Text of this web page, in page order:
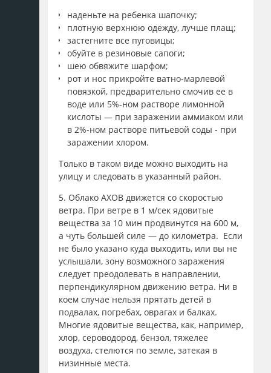
наденьте на ребенка шапочку;
плотную верхнюю одежду, лучше плащ;
застегните все пуговицы;
обуйте в резиновые сапоги;
шею обвяжите шарфом;
рот и нос прикройте ватно-марлевой
повязкой, предварительно смочив ее в
воде или 5%-ном растворе лимонной
кислоты — при заражении аммиаком или
в 2%-ном растворе питьевой соды - при
заражении хлором.
Только в таком виде можно выходить на
улицу и следовать в указанный район.
5. Облако АХОВ движется со скоростью
ветра. При ветре в 1 м/сек ядовитые
вещества за 10 мин продвинутся на 600 м,
а чуть большей силе — до километра. Если
не было указано куда выходить, или вы не
услышали, зону возможного заражения
следует преодолевать в направлении,
перпендикулярном движению ветра. Ни в
коем случае нельзя прятать детей в
подвалах, погребах, оврагах и балках.
Многие ядовитые вещества, как, например,
хлор, сероводород, бензол, тяжелее
воздуха, стелются по земле, затекая в
низинные места.